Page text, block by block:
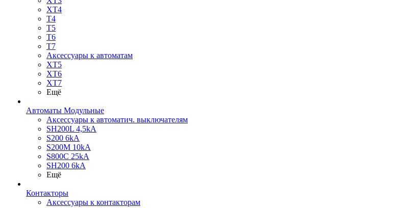
XT4
T4
T5
T6
T7
Аксессуары к автоматам
XT5
XT6
XT7
Ещё
Автоматы Модульные
Аксессуары к автоматич. выключателям
SH200L 4,5kA
S200 6kA
S200M 10kA
S800C 25kA
SH200 6kA
Ещё
Контакторы
Аксессуары к контакторам